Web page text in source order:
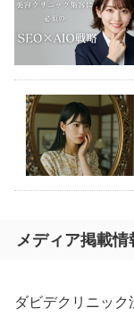
メディア掲載情
ダビデクリニック